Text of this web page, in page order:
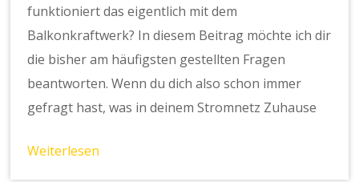
funktioniert das eigentlich mit dem
Balkonkraftwerk? In diesem Beitrag möchte ich dir
die bisher am häufigsten gestellten Fragen
beantworten. Wenn du dich also schon immer
gefragt hast, was in deinem Stromnetz Zuhause
Weiterlesen